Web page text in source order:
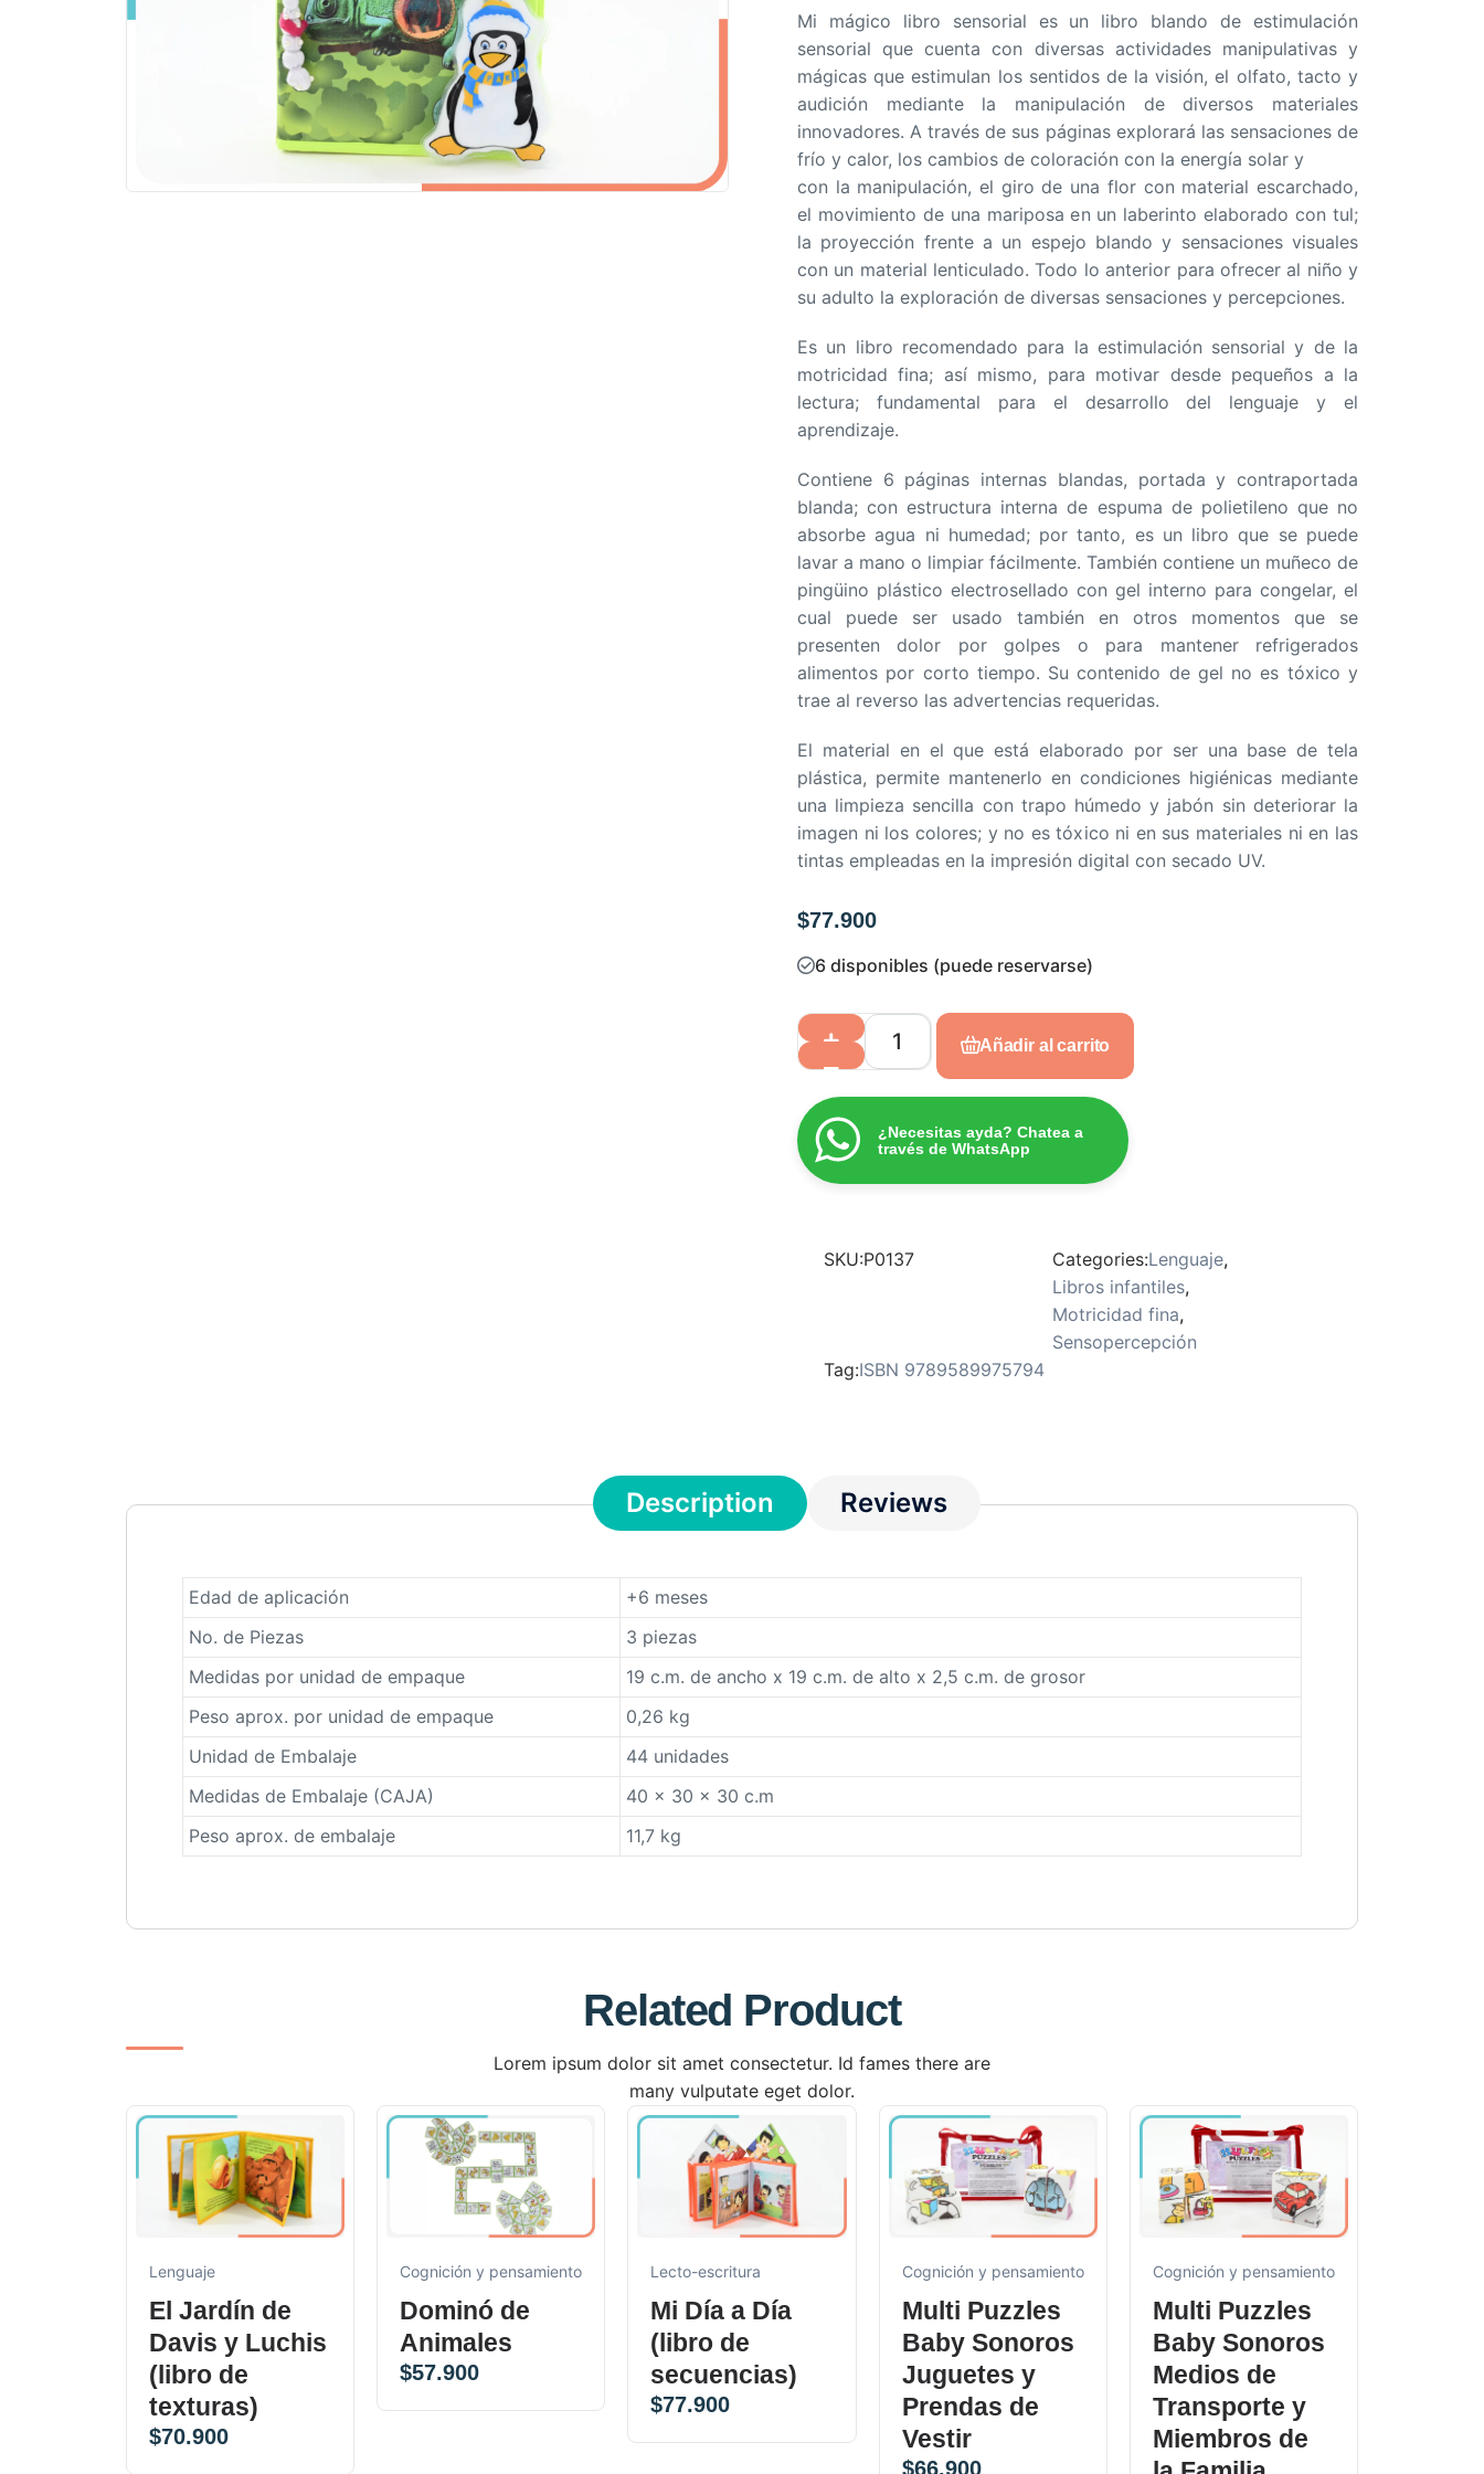
a
d
o
e
n
0
d
e
5
Mi mágico libro sensorial es un libro blando de estimulación
sensorial que cuenta con diversas actividades manipulativas y
mágicas que estimulan los sentidos de la visión, el olfato, tacto y
audición mediante la manipulación de diversos materiales
innovadores. A través de sus páginas explorará las sensaciones de
frío y calor, los cambios de coloración con la energía solar y
con la manipulación, el giro de una flor con material escarchado,
el movimiento de una mariposa en un laberinto elaborado con tul;
la proyección frente a un espejo blando y sensaciones visuales
con un material lenticulado. Todo lo anterior para ofrecer al niño y
su adulto la exploración de diversas sensaciones y percepciones.
Es un libro recomendado para la estimulación sensorial y de la
motricidad fina; así mismo, para motivar desde pequeños a la
lectura; fundamental para el desarrollo del lenguaje y el
aprendizaje.
Contiene 6 páginas internas blandas, portada y contraportada
blanda; con estructura interna de espuma de polietileno que no
absorbe agua ni humedad; por tanto, es un libro que se puede
lavar a mano o limpiar fácilmente. También contiene un muñeco de
pingüino plástico electrosellado con gel interno para congelar, el
cual puede ser usado también en otros momentos que se
presenten dolor por golpes o para mantener refrigerados
alimentos por corto tiempo. Su contenido de gel no es tóxico y
trae al reverso las advertencias requeridas.
El material en el que está elaborado por ser una base de tela
plástica, permite mantenerlo en condiciones higiénicas mediante
una limpieza sencilla con trapo húmedo y jabón sin deteriorar la
imagen ni los colores; y no es tóxico ni en sus materiales ni en las
tintas empleadas en la impresión digital con secado UV.
$77.900
6 disponibles (puede reservarse)
Añadir al carrito
¿Necesitas ayda? Chatea a
través de WhatsApp
SKU:P0137 Categories:Lenguaje,
Libros infantiles,
Motricidad fina,
Sensopercepción
Tag:ISBN 9789589975794
Description Reviews
Edad de aplicación
+6 meses
No. de Piezas
3 piezas
Medidas por unidad de empaque
19 c.m. de ancho x 19 c.m. de alto x 2,5 c.m. de grosor
Peso aprox. por unidad de empaque
0,26 kg
Unidad de Embalaje
44 unidades
Medidas de Embalaje (CAJA)
40 x 30 x 30 c.m
Peso aprox. de embalaje
11,7 kg
Related Product
Lorem ipsum dolor sit amet consectetur. Id fames there are
many vulputate eget dolor.
Lenguaje
El Jardín de
Davis y Luchis
(libro de
texturas)
$70.900
Cognición y pensamiento
Dominó de
Animales
$57.900
Lecto-escritura
Mi Día a Día
(libro de
secuencias)
$77.900
Cognición y pensamiento
Multi Puzzles
Baby Sonoros
Juguetes y
Prendas de
Vestir
$66.900
Cognición y pensamiento
Multi Puzzles
Baby Sonoros
Medios de
Transporte y
Miembros de